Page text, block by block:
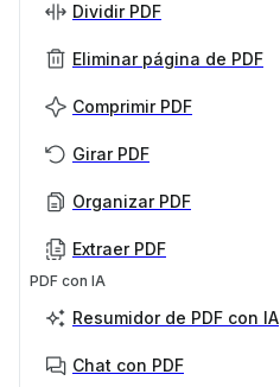
Dividir PDF
Eliminar página de PDF
Comprimir PDF
Girar PDF
Organizar PDF
Extraer PDF
PDF con IA
Resumidor de PDF con IA
Chat con PDF